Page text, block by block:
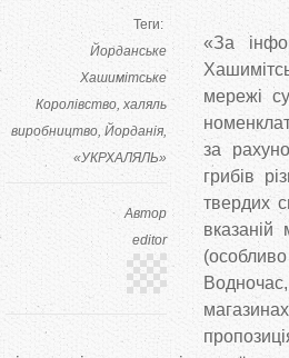
Теги:
Йорданське
Хашимітське
Королівство халяль
виробництво Йорданія
«УКРХАЛЯЛЬ»
Автор
editor
«За
мережі
за
грибів
твердих
вказаній